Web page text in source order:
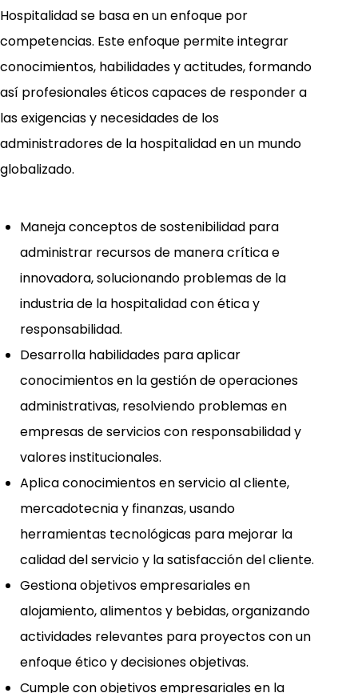
Hospitalidad se basa en un enfoque por
competencias. Este enfoque permite integrar
conocimientos, habilidades y actitudes, formando
así profesionales éticos capaces de responder a
las exigencias y necesidades de los
administradores de la hospitalidad en un mundo
globalizado.
Maneja conceptos de sostenibilidad para
administrar recursos de manera crítica e
innovadora, solucionando problemas de la
industria de la hospitalidad con ética y
responsabilidad.
Desarrolla habilidades para aplicar
conocimientos en la gestión de operaciones
administrativas, resolviendo problemas en
empresas de servicios con responsabilidad y
valores institucionales.
Aplica conocimientos en servicio al cliente,
mercadotecnia y finanzas, usando
herramientas tecnológicas para mejorar la
calidad del servicio y la satisfacción del cliente.
Gestiona objetivos empresariales en
alojamiento, alimentos y bebidas, organizando
actividades relevantes para proyectos con un
enfoque ético y decisiones objetivas.
Cumple con objetivos empresariales en la